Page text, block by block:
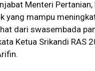
Menteri Pertanian,
yang mampu
dari swasembada
Ketua Srikandi RAS